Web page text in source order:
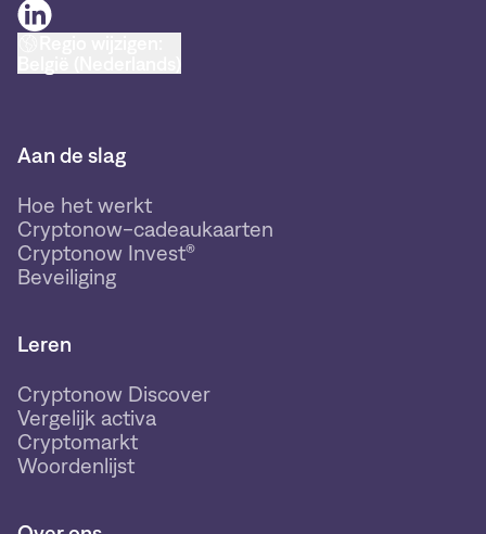
Aan de slag
Hoe het werkt
Cryptonow-cadeaukaarten
Cryptonow Invest®
Beveiliging
Leren
Cryptonow Discover
Vergelijk activa
Cryptomarkt
Woordenlijst